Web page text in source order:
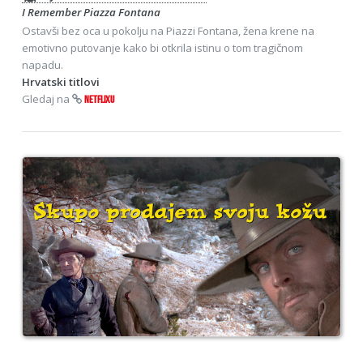
I Remember Piazza Fontana
Ostavši bez oca u pokolju na Piazzi Fontana, žena krene na
emotivno putovanje kako bi otkrila istinu o tom tragičnom
napadu.
Hrvatski titlovi
Gledaj na
NETFLIXU